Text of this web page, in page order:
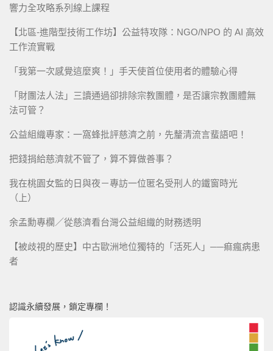
響力全攻略系列線上課程
【北區-進階型技術工作坊】公益特攻隊：NGO/NPO 的 AI 高效
工作流實戰
「我第一次感覺這麼爽！」手天使首位使用者的體驗心得
「財團法人法」三讀通過卻排除宗教團體，是否讓宗教團體無
法可管？
公益組織專家：一窩蜂批評慈濟之前，先釐清流言蜚語吧！
把錢捐給慈濟就不管了，算不算做善事？
我在桃園女監的日與夜－專訪一位匿名受刑人的鐵窗時光
（上）
余孟勳專欄／從慈濟看台灣公益組織的財務透明
【被歧視的歷史】中古歐洲地位獨特的「活死人」──痲瘋病患
者
認識永續發展，鎖定專欄！